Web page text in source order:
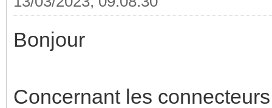
Bonjour
Concernant les